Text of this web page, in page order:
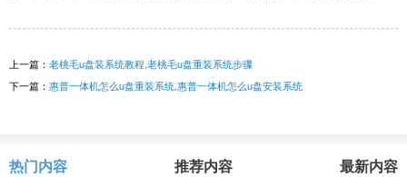
上一篇： 老桃毛u盘装系统教程,老桃毛u盘重装系统步骤
下一篇： 惠普一体机怎么u盘重装系统,惠普一体机怎么u盘安装系统
热门内容 推荐内容 最新内容